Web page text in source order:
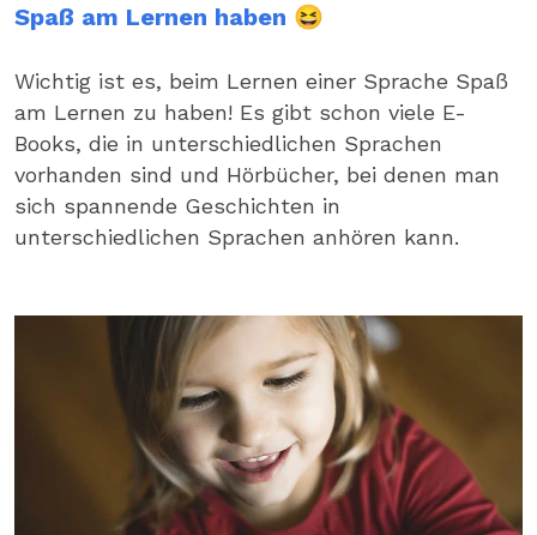
Spaß am Lernen haben 😆
Wichtig ist es, beim Lernen einer Sprache Spaß
am Lernen zu haben! Es gibt schon viele E-
Books, die in unterschiedlichen Sprachen
vorhanden sind und Hörbücher, bei denen man
sich spannende Geschichten in
unterschiedlichen Sprachen anhören kann.